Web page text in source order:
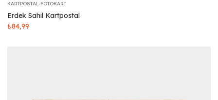
KARTPOSTAL-FOTOKART
Erdek Sahil Kartpostal
₺84,99